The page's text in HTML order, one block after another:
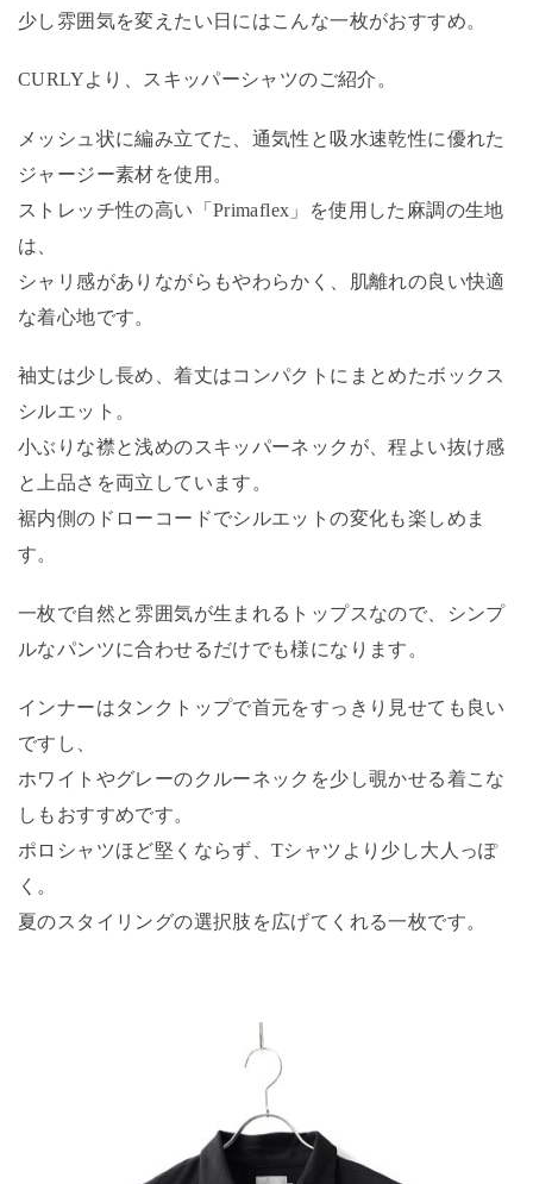
少し雰囲気を変えたい日にはこんな一枚がおすすめ。
CURLYより、スキッパーシャツのご紹介。
メッシュ状に編み立てた、通気性と吸水速乾性に優れた
ジャージー素材を使用。
ストレッチ性の高い「Primaflex」を使用した麻調の生地
は、
シャリ感がありながらもやわらかく、肌離れの良い快適
な着心地です。
袖丈は少し長め、着丈はコンパクトにまとめたボックス
シルエット。
小ぶりな襟と浅めのスキッパーネックが、程よい抜け感
と上品さを両立しています。
裾内側のドローコードでシルエットの変化も楽しめま
す。
一枚で自然と雰囲気が生まれるトップスなので、シンプ
ルなパンツに合わせるだけでも様になります。
インナーはタンクトップで首元をすっきり見せても良い
ですし、
ホワイトやグレーのクルーネックを少し覗かせる着こな
しもおすすめです。
ポロシャツほど堅くならず、Tシャツより少し大人っぽ
く。
夏のスタイリングの選択肢を広げてくれる一枚です。